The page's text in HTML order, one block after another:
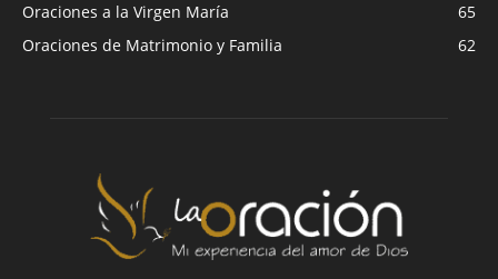
Oraciones a la Virgen María
65
Oraciones de Matrimonio y Familia
62